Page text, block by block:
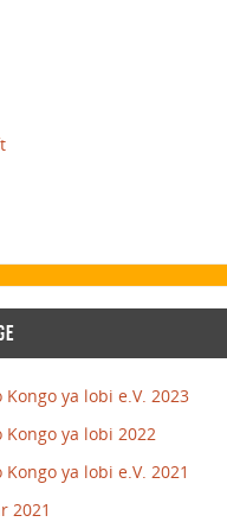
ya lobi e.V. 2023
Kongo ya lobi 2022
ya lobi e.V. 2021
2021